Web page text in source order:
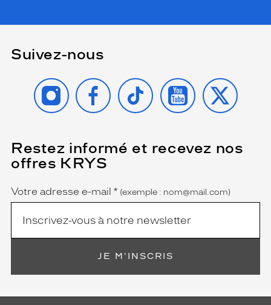
Suivez-nous
INSTAGRAMFACEBOOK
TIKTOK YOUTUBE
X
Restez informé et recevez nos
offres KRYS
Name
Votre adresse e-mail *
(Ce
champ
est
obligatoire)
(exemple : nom@mail.com)
JE M'INSCRIS